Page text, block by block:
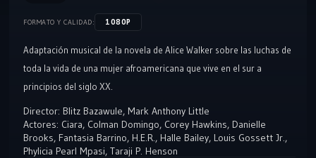
FORMATO Y CALIDAD: 1080P
Adaptación musical de la novela de Alice Walker sobre las luchas de
toda la vida de una mujer afroamericana que vive en el sur a
principios del siglo XX.
Director: Blitz Bazawule, Mark Anthony Little
Actores: Ciara, Colman Domingo, Corey Hawkins, Danielle
Brooks, Fantasia Barrino, H.E.R., Halle Bailey, Louis Gossett Jr.,
Phylicia Pearl Mpasi, Taraji P. Henson